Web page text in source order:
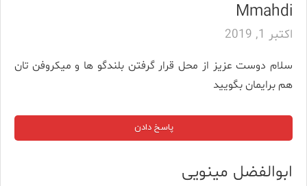
Mmahdi
اکتبر 1, 2019
سلام دوست عزیز از محل قرار گرفتن بلندگو ها و میکروفن تان
هم برایمان بگویید
پاسخ دادن
ابوالفضل مینویی